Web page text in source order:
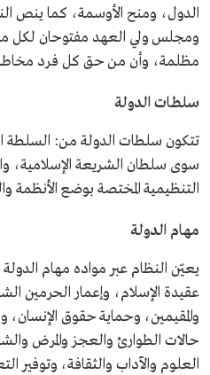
الدول، ومنح الأوسمة، كما ينص
ومجلس ولي العهد مفتوحان لكل
مظلمة، وأن من حق كل فرد
سلطات الدولة
تتكون سلطات الدولة من: السلطة
سوى سلطان الشريعة الإسلامية،
التنظيمية المختصة بوضع الأنظمة
مهام الدولة
يعيّن النظام عبر مواده مهام
عقيدة الإسلام، وإعمار الحرمين
والمقيمين، وحماية حقوق الإنسان،
حالات الطوارئ والعجز والمرض
العلوم والآداب والثقافة، وتوفير